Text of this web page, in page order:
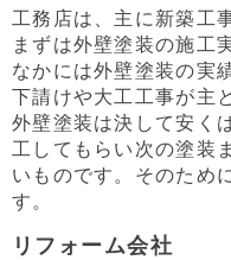
工務店は、主に新築工
まずは外壁塗装の施工
なかには外壁塗装の実
下請けや大工工事が主
外壁塗装は決して安く
工してもらい次の塗装
いものです。そのため
す。
リフォーム会社